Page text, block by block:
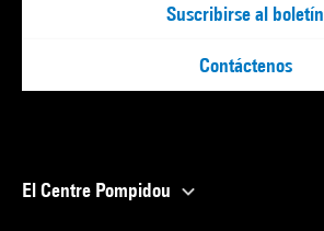
Suscribirse al boletín
Contáctenos
El Centre Pompidou